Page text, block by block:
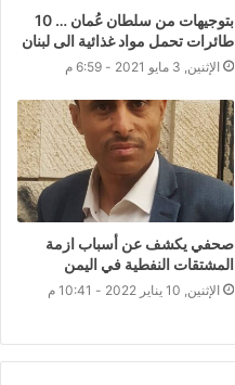
بتوجيهات من سلطان عُمان … 10
طائرات تحمل مواد غذائية الى لبنان
الإثنين, 3 مايو 2021 - 6:59 م
صحفي يكشف عن أسباب ازمة
المشتقات النفطية في اليمن
الإثنين, 10 يناير 2022 - 10:41 م